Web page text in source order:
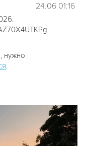
24.06 01:16
нужно